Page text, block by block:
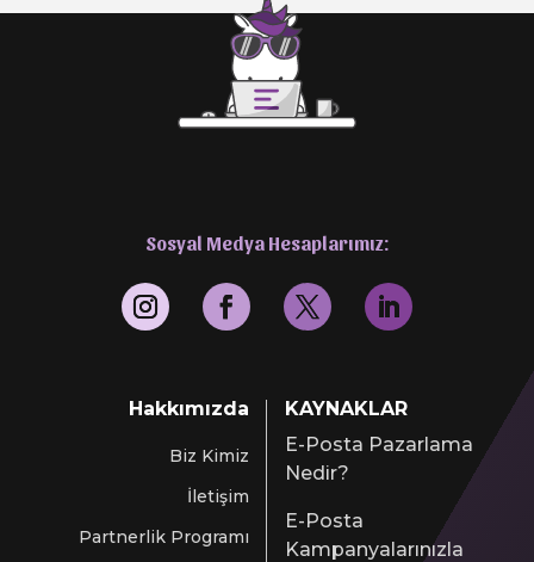
Hakkımızda
Biz Kimiz
İletişim
Partnerlik Programı
Sosyal Medya Hesaplarımız:
KAYNAKLAR
E-Posta Pazarlama
Nedir?
E-Posta
Kampanyalarınızla